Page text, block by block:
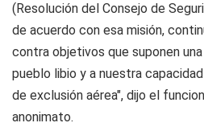
(Resolución del Consejo de
de acuerdo con esa misión,
contra objetivos que suponen
pueblo libio y a nuestra
de exclusión aérea", dijo el
anonimato.